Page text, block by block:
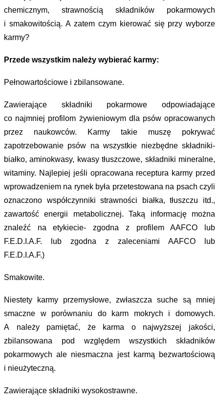
chemicznym, strawnością składników pokarmowych
i smakowitością. A zatem czym kierować się przy wyborze
karmy?
Przede wszystkim należy wybierać karmy:
Pełnowartościowe i zbilansowane.
Zawierające składniki pokarmowe odpowiadające
co najmniej profilom żywieniowym dla psów opracowanych
przez naukowców. Karmy takie muszę pokrywać
zapotrzebowanie psów na wszystkie niezbędne składniki-
białko, aminokwasy, kwasy tłuszczowe, składniki mineralne,
witaminy. Najlepiej jeśli opracowana receptura karmy przed
wprowadzeniem na rynek była przetestowana na psach czyli
oznaczono współczynniki strawności białka, tłuszczu itd.,
zawartość energii metabolicznej. Taką informację można
znaleźć na etykiecie- zgodna z profilem AAFCO lub
F.E.D.I.A.F. lub zgodna z zaleceniami AAFCO lub
F.E.D.I.A.F.)
Smakowite.
Niestety karmy przemysłowe, zwłaszcza suche są mniej
smaczne w porównaniu do karm mokrych i domowych.
A należy pamiętać, że karma o najwyższej jakości,
zbilansowana pod względem wszystkich składników
pokarmowych ale niesmaczna jest karmą bezwartościową
i nieużyteczną.
Zawierające składniki wysokostrawne.